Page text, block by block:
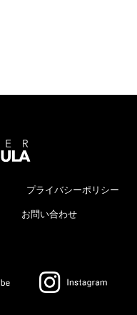
プライバシーポリシー
お問い合わせ